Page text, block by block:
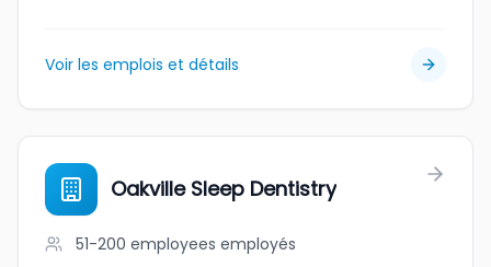
Voir les emplois et détails
Oakville Sleep Dentistry
51-200 employees employés